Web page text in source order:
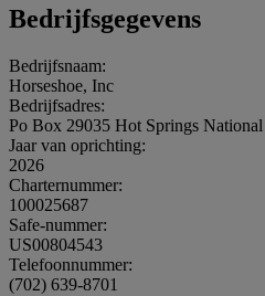
Bedrijfsgegevens
Bedrijfsnaam:
Horseshoe, Inc
Bedrijfsadres:
Po Box 29035 Hot Springs
Jaar van oprichting:
2026
Charternummer:
100025687
Safe-nummer:
US00804543
Telefoonnummer:
(702) 639-8701